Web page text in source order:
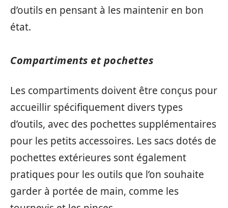
d’outils en pensant à les maintenir en bon
état.
Compartiments et pochettes
Les compartiments doivent être conçus pour
accueillir spécifiquement divers types
d’outils, avec des pochettes supplémentaires
pour les petits accessoires. Les sacs dotés de
pochettes extérieures sont également
pratiques pour les outils que l’on souhaite
garder à portée de main, comme les